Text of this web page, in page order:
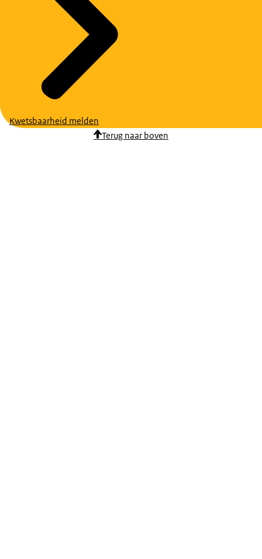
Kwetsbaarheid melden
Terug naar boven